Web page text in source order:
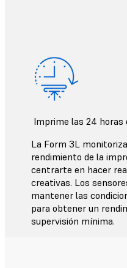
Imprime las 24 horas
La Form 3L
rendimiento de la
centrarte en hacer
creativas. Los
mantener las
para obtener un
supervisión mínima.